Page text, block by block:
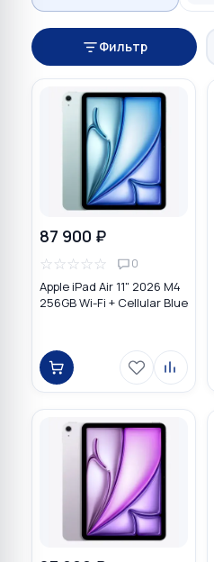
Фильтр
87 900 ₽
☆☆☆☆☆ 0
Apple iPad Air 11" 2026 M4
256GB Wi-Fi + Cellular Blue